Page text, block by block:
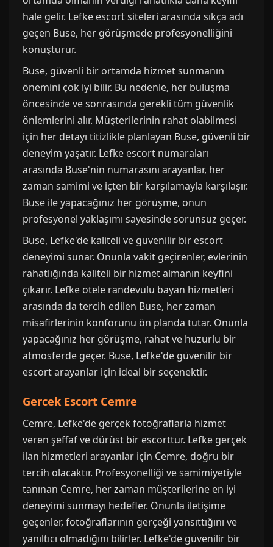
hale gelir. Lefke escort siteleri arasında sıkça adı
geçen Buse, her görüşmede profesyonelliğini
konuşturur.
Buse, güvenli bir ortamda hizmet sunmanın
önemini çok iyi bilir. Bu nedenle, her buluşma
öncesinde ve sonrasında gerekli tüm güvenlik
önlemlerini alır. Müşterilerinin rahat olabilmesi
için her detayı titizlikle planlayan Buse, güvenli bir
deneyim yaşatır. Lefke escort numaraları
arasında Buse'nin numarasını arayanlar, her
zaman samimi ve içten bir karşılamayla karşılaşır.
Buse ile yapacağınız her görüşme, onun
profesyonel yaklaşımı sayesinde sorunsuz geçer.
Buse, Lefke'de kaliteli ve güvenilir bir escort
deneyimi sunar. Onunla vakit geçirenler, evlerinin
rahatlığında kaliteli bir hizmet almanın keyfini
çıkarır. Lefke otele randevulu bayan hizmetleri
arasında da tercih edilen Buse, her zaman
misafirlerinin konforunu ön planda tutar. Onunla
yapacağınız her görüşme, rahat ve huzurlu bir
atmosferde geçer. Buse, Lefke'de güvenilir bir
escort arayanlar için ideal bir seçenektir.
Gercek Escort Cemre
Cemre, Lefke'de gerçek fotoğraflarla hizmet
veren şeffaf ve dürüst bir escorttur. Lefke gerçek
ilan hizmetleri arayanlar için Cemre, doğru bir
tercih olacaktır. Profesyonelliği ve samimiyetiyle
tanınan Cemre, her zaman müşterilerine en iyi
deneyimi sunmayı hedefler. Onunla iletişime
geçenler, fotoğraflarının gerçeği yansıttığını ve
yanıltıcı olmadığını bilirler. Lefke'de güvenilir bir